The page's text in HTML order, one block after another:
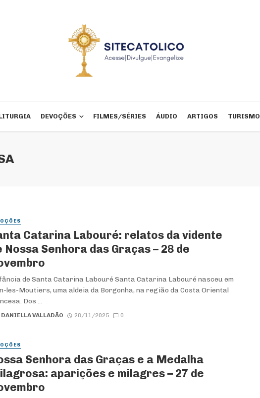
DEVOÇÕES FILMES/SÉRIES ÁUDIO ARTIGOS TURISMO
Catarina Labouré: relatos da vidente
Nossa Senhora das Graças – 28 de
de Santa Catarina Labouré Santa Catarina Labouré nasceu em
les-Moutiers, uma aldeia da Borgonha, na região da Costa Oriental
Dos ...
DANIELLA VALLADÃO 28/11/2025 0
Senhora das Graças e a Medalha
aparições e milagres – 27 de